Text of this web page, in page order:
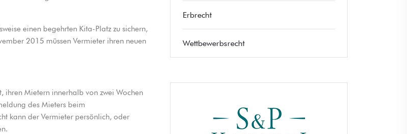
einen begehrten Kita-Platz zu sichern,
2015 müssen Vermieter ihren neuen
ihren Mietern innerhalb von zwei Wochen
des Mieters beim
kann der Vermieter persönlich, oder
Erbrecht
Wettbewerbsrecht